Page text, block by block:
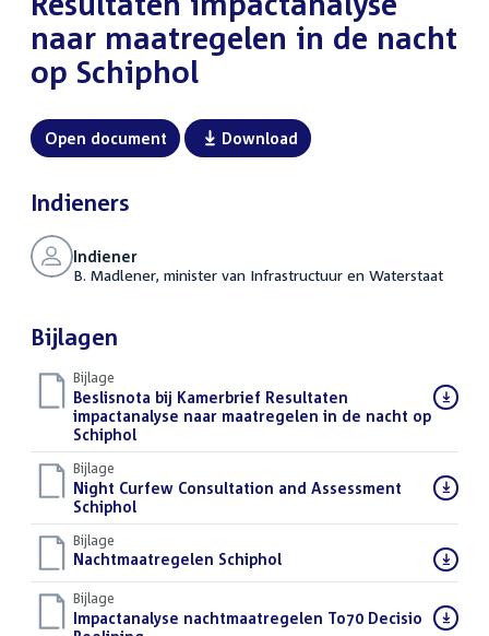
naar maatregelen in de nacht
op Schiphol
Open document Download
Indieners
Indiener
B. Madlener, minister van Infrastructuur en Waterstaat
Bijlagen
Bijlage
Download
bestand:
Beslisnota bij Kamerbrief Resultaten
impactanalyse naar maatregelen in de nacht op
Schiphol(PDF)
Bijlage
Download
bestand:
Night Curfew Consultation and Assessment
Schiphol(PDF)
Bijlage
Download
bestand:
Nachtmaatregelen Schiphol(PDF)
Bijlage
Download
Impactanalyse nachtmaatregelen To70 Decisio